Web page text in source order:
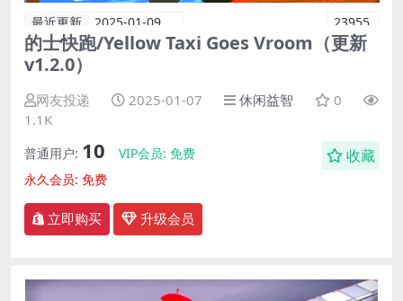
最近更新 2025-01-09 23955
的士快跑/Yellow Taxi Goes Vroom（更新
v1.2.0）
网友投递 2025-01-07 休闲益智
0
1.1K
普通用户: 10 VIP会员: 免费
永久会员: 免费
收藏
立即购买 升级会员